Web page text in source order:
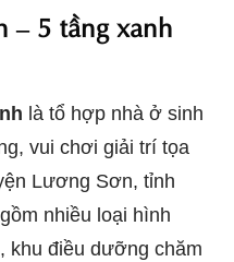
– 5 tầng xanh
là tổ hợp nhà ở sinh
vui chơi giải trí tọa
Lương Sơn, tỉnh
nhiều loại hình
khu điều dưỡng chăm